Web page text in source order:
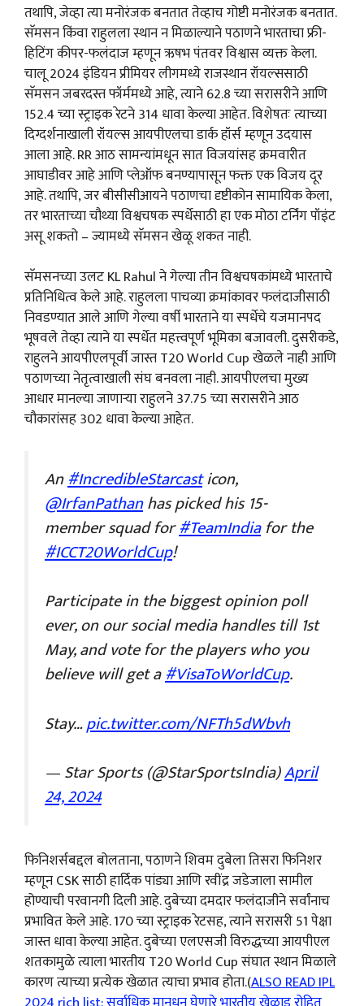
तथापि, जेव्हा त्या मनोरंजक बनतात तेव्हाच गोष्टी मनोरंजक बनतात.
सॅमसन किंवा राहुलला स्थान न मिळाल्याने पठाणने भारताचा फ्री-
हिटिंग कीपर-फलंदाज म्हणून ऋषभ पंतवर विश्वास व्यक्त केला.
चालू 2024 इंडियन प्रीमियर लीगमध्ये राजस्थान रॉयल्ससाठी
सॅमसन जबरदस्त फॉर्ममध्ये आहे, त्याने 62.8 च्या सरासरीने आणि
152.4 च्या स्ट्राइक रेटने 314 धावा केल्या आहेत. विशेषतः त्याच्या
दिग्दर्शनाखाली रॉयल्स आयपीएलचा डार्क हॉर्स म्हणून उदयास
आला आहे. RR आठ सामन्यांमधून सात विजयांसह क्रमवारीत
आघाडीवर आहे आणि प्लेऑफ बनण्यापासून फक्त एक विजय दूर
आहे. तथापि, जर बीसीसीआयने पठाणचा दृष्टीकोन सामायिक केला,
तर भारताच्या चौथ्या विश्वचषक स्पर्धेसाठी हा एक मोठा टर्निंग पॉइंट
असू शकतो – ज्यामध्ये सॅमसन खेळू शकत नाही.
सॅमसनच्या उलट KL Rahul ने गेल्या तीन विश्वचषकांमध्ये भारताचे
प्रतिनिधित्व केले आहे. राहुलला पाचव्या क्रमांकावर फलंदाजीसाठी
निवडण्यात आले आणि गेल्या वर्षी भारताने या स्पर्धेचे यजमानपद
भूषवले तेव्हा त्याने या स्पर्धेत महत्त्वपूर्ण भूमिका बजावली. दुसरीकडे,
राहुलने आयपीएलपूर्वी जास्त T20 World Cup खेळले नाही आणि
पठाणच्या नेतृत्वाखाली संघ बनवला नाही. आयपीएलचा मुख्य
आधार मानल्या जाणाऱ्या राहुलने 37.75 च्या सरासरीने आठ
चौकारांसह 302 धावा केल्या आहेत.
An#IncredibleStarcasticon,
@IrfanPathanhas picked his 15-
member squad for#TeamIndiafor the
#ICCT20WorldCup!
Participate in the biggest opinion poll
ever, on our social media handles till 1st
May, and vote for the players who you
believe will get a#VisaToWorldCup.
Stay…pic.twitter.com/NFTh5dWbvh
— Star Sports (@StarSportsIndia)April
24, 2024
फिनिशर्सबद्दल बोलताना, पठाणने शिवम दुबेला तिसरा फिनिशर
म्हणून CSK साठी हार्दिक पांड्या आणि रवींद्र जडेजाला सामील
होण्याची परवानगी दिली आहे. दुबेच्या दमदार फलंदाजीने सर्वांनाच
प्रभावित केले आहे. 170 च्या स्ट्राइक रेटसह, त्याने सरासरी 51 पेक्षा
जास्त धावा केल्या आहेत. दुबेच्या एलएसजी विरुद्धच्या आयपीएल
शतकामुळे त्याला भारतीय T20 World Cup संघात स्थान मिळाले
कारण त्याच्या प्रत्येक खेळात त्याचा प्रभाव होता.(ALSO READ IPL